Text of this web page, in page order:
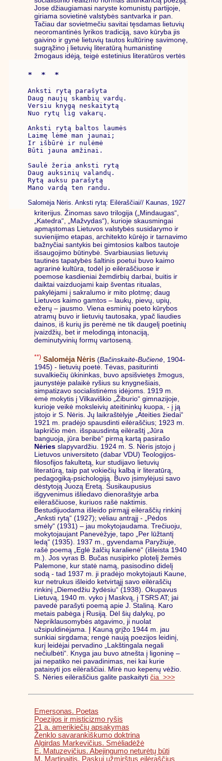
Jose džiaugiamasi naryste komunistų partijoje,
giriama sovietinė valstybės santvarka ir pan.
Tačiau dar sovietmečiu savitai tęsdamas lietuvių
neoromantinės lyrikos tradiciją, savo kūryba jis
gaivino ir gynė lietuvių tautos kultūrinę savimonę,
sugrąžino į lietuvių literatūrą humanistinę
žmogaus idėją, teigė estetinius literatūros vertės
*  *  *
Anksti rytą parašyta
Daug naujų skambių vardų.
Versiu knygą neskaitytą
Nuo rytų lig vakarų.
Anksti rytą baltos laumės
Laimę lėmė man jaunai;
Ir išbūrė ir nulėmė
Būti jauna amžinai.
Saulė žeria anksti rytą
Daug auksinių valandų.
Rytą auksu parašytą
Mano vardą ten randu.
Salomėja Nėris. Anksti rytą: Eilėraščiai// Kaunas, 1927
kriterijus. Žinomas savo trilogija („Mindaugas“,
„Katedra“, „Mažvydas“), kurioje skausmingai
apmąstomas Lietuvos valstybės susidarymo ir
suvienijimo etapas, architekto kūrėjo ir tarnavimo
bažnyčiai santykis bei gimtosios kalbos tautoje
išsaugojimo būtinybė. Svarbiausias lietuvių
tautinės tapatybės šaltinis poetui buvo kaimo
agrarinė kultūra, todėl jo eilėraščiuose ir
poemose kasdieniai žemdirbių darbai, buitis ir
daiktai vaizduojami kaip šventas ritualas,
pakylėjami į sakralumo ir mito plotmę; daug
Lietuvos kaimo gamtos – laukų, pievų, upių,
ežerų – jausmo. Viena esminių poeto kūrybos
atramų buvo ir lietuvių tautosaka, ypač liaudies
dainos, iš kurių jis perėmė ne tik daugelį poetinių
įvaizdžių, bet ir melodingą intonaciją,
deminutyvinių formų vartoseną.
**) Salomėja Nėris (Bačinskaitė-Bučienė , 1904-
1945) - lietuvių poetė. Tėvas, pasiturinti
suvalkiečių ūkininkas, buvo apsišvietęs žmogus,
jaunystėje palaikė ryšius su knygnešiais,
simpatizavo socialistinėms idėjoms. 1919 m.
ėmė mokytis į Vilkaviškio „Žiburio“ gimnazijoje,
kurioje veikė moksleivių ateitininkų kuopa, - į ją
įstojo ir S. Nėris. Jų laikraštėlyje „Ateities žiedai“
1921 m. pradėjo spausdinti eilėraščius; 1923 m.
lapkričio mėn. išspausdintą eilėraštį „Jūra
banguoja, jūra beribė“ pirmą kartą pasirašo
Nėries slapyvardžiu. 1924 m. S. Nėris įstojo į
Lietuvos universiteto (dabar VDU) Teologijos-
filosofijos fakultetą, kur studijavo lietuvių
literatūrą, taip pat vokiečių kalbą ir literatūrą,
pedagogiką-psichologiją. Buvo įsimylėjusi savo
dėstytoją Juozą Eretą. Susikaupusius
išgyvenimus išliedavo dienoraštyje arba
eilėraščiuose, kuriuos rašė naktimis.
Bestudijuodama išleido pirmąjį eilėraščių rinkinį
„Anksti rytą“ (1927); vėliau antrąjį - „Pėdos
smėly“ (1931) – jau mokytojaudama. Trečiuoju,
mokytojaujant Panevėžyje, tapo „Per lūžtantį
ledą“ (1935). 1937 m., gyvendama Paryžiuje,
rašė poemą „Eglė žalčių karalienė“ (išleista 1940
m.). Jos vyras B. Bučas nusipirko plotelį žemės
Palemone, kur statė namą, pasisodino didelį
sodą - tad 1937 m. ji pradėjo mokytojauti Kaune,
kur netrukus išleido ketvirtąjį savo eilėraščių
rinkinį „Diemedžiu žydėsiu“ (1938). Okupavus
Lietuvą, 1940 m. vyko į Maskvą, į TSRS AT; jai
pavedė parašyti poemą apie J. Staliną. Karo
metais pabėga į Rusiją. Dėl šių dalykų, po
Nepriklausomybės atgavimo, ji nuolat
užsipuldinėjama. Į Kauną grįžo 1944 m. jau
sunkiai sirgdama; rengė naują poezijos leidinį,
kurį leidėjai pervadino „Lakštingala negali
nečiulbėti“. Knyga jau buvo atnešta į ligoninę –
jai nepatiko nei pavadinimas, nei kai kurie
pataisyti jos eilėraščiai. Mirė nuo kepenų vėžio.
S. Nėries eilėraščius galite paskaityti čia >>>
Emersonas. Poetas
Poezijos ir misticizmo ryšis
21 a. amerikiečių apsakymas
Ženklo savarankiškumo doktrina
Algirdas Markevičius. Smėliadėžė
E. Matuzevičius. Abejingumo neturėtų būti
M. Martinaitis. Paskui užmirštus eilėraščius